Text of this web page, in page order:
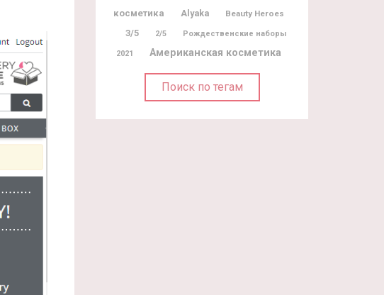
косметика
Alyaka Beauty Heroes
3/5 2/5 Рождественские наборы
2021 Американская косметика
Поиск по тегам